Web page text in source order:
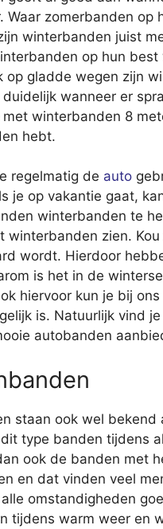
Waar zomerbanden op
winterbanden juist
op hun
op gladde wegen zijn
wanneer er
met winterbanden 8
hebt.
regelmatig de auto
je op vakantie gaat,
winterbanden te
winterbanden zien.
wordt. Hierdoor
is het in de
hiervoor kun je bij
is. Natuurlijk vind
autobanden
staan ook wel
type banden tijdens
ook de banden met
en dat vinden veel
omstandigheden
tijdens warm weer en